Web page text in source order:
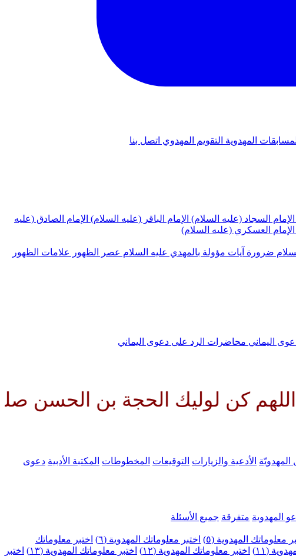
المهدوية التقويم المهدوي اتصل بنا
الإمام السجاد (عليه السلام) الإمام الباقر (عليه السلام) الإمام الصادق (عليه
الإمام العسكري (عليه السلام)
ضرورة آيات مؤولة بالمهدي عليه السلام عصر الظهور
علامات الظهور
اليماني محاضرات الرد على دعوى اليماني
الحجة بن الحسن صلواتك عليه
الأدعية والزيارات التوقيعات المخطوطات المكتبة الأدبية دعوى
المهدوية متفرقة جميع الأسئلة
معلوماتك المهدوية (٥) اختبر معلوماتك المهدوية (٦)
اختبر معلوماتك
(١١) اختبر معلوماتك المهدوية (١٢) اختبر معلوماتك المهدوية (١٣)
اختبر